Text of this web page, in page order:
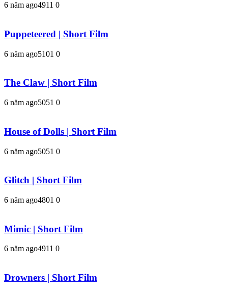
6 năm ago4911 0
Puppeteered | Short Film
6 năm ago5101 0
The Claw | Short Film
6 năm ago5051 0
House of Dolls | Short Film
6 năm ago5051 0
Glitch | Short Film
6 năm ago4801 0
Mimic | Short Film
6 năm ago4911 0
Drowners | Short Film